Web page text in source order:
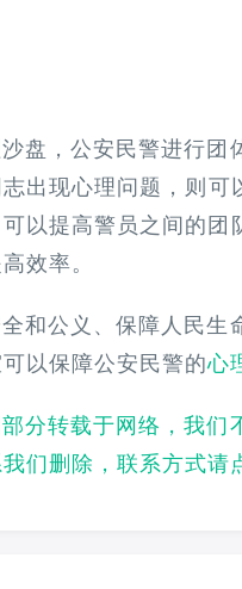
盘，公安民警进行
出现心理问题，则
以提高警员之间的
效率。
和公义、保障人民
以保障公安民警的心
分转载于网络，我
们删除，联系方式请